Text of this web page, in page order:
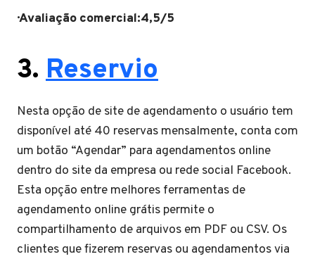
· Avaliação comercial:4,5/5
3. Reservio
Nesta opção de site de agendamento o usuário tem
disponível até 40 reservas mensalmente, conta com
um botão “Agendar” para agendamentos online
dentro do site da empresa ou rede social Facebook.
Esta opção entre melhores ferramentas de
agendamento online grátis permite o
compartilhamento de arquivos em PDF ou CSV. Os
clientes que fizerem reservas ou agendamentos via